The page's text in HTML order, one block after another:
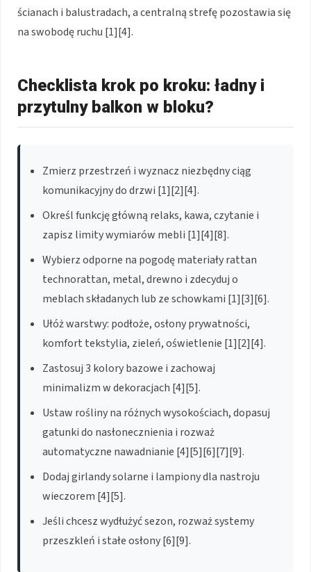
ścianach i balustradach, a centralną strefę pozostawia się
na swobodę ruchu [1][4].
Checklista krok po kroku: ładny i
przytulny balkon w bloku?
Zmierz przestrzeń i wyznacz niezbędny ciąg
komunikacyjny do drzwi [1][2][4].
Określ funkcję główną relaks, kawa, czytanie i
zapisz limity wymiarów mebli [1][4][8].
Wybierz odporne na pogodę materiały rattan
technorattan, metal, drewno i zdecyduj o
meblach składanych lub ze schowkami [1][3][6].
Ułóż warstwy: podłoże, osłony prywatności,
komfort tekstylia, zieleń, oświetlenie [1][2][4].
Zastosuj 3 kolory bazowe i zachowaj
minimalizm w dekoracjach [4][5].
Ustaw rośliny na różnych wysokościach, dopasuj
gatunki do nasłonecznienia i rozważ
automatyczne nawadnianie [4][5][6][7][9].
Dodaj girlandy solarne i lampiony dla nastroju
wieczorem [4][5].
Jeśli chcesz wydłużyć sezon, rozważ systemy
przeszkleń i stałe osłony [6][9].